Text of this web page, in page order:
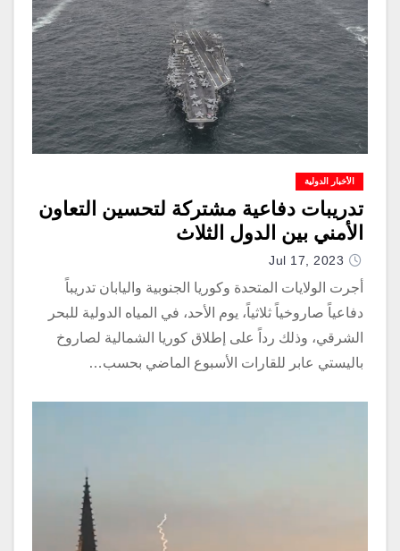
الأخبار الدولية
تدريبات دفاعية مشتركة لتحسين التعاون
الأمني بين الدول الثلاث
Jul 17, 2023
أجرت الولايات المتحدة وكوريا الجنوبية واليابان تدريباً
دفاعياً صاروخياً ثلاثياً، يوم الأحد، في المياه الدولية للبحر
الشرقي، وذلك رداً على إطلاق كوريا الشمالية لصاروخ
باليستي عابر للقارات الأسبوع الماضي بحسب…